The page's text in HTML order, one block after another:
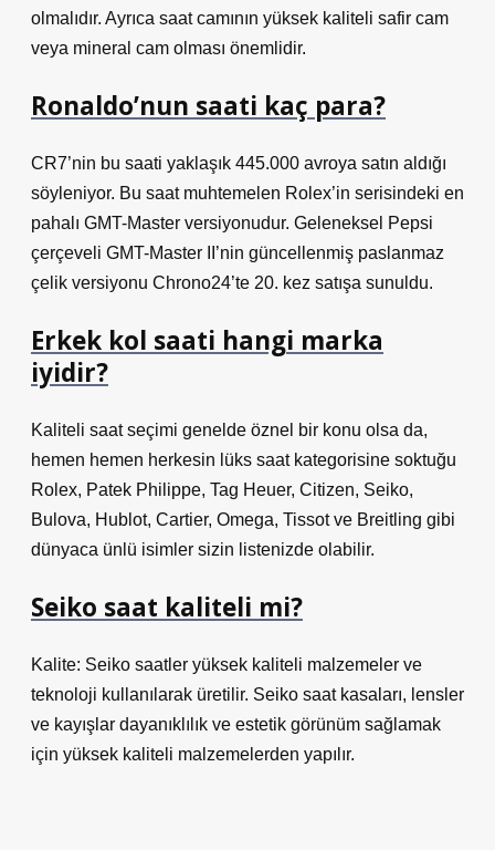
olmalıdır. Ayrıca saat camının yüksek kaliteli safir cam
veya mineral cam olması önemlidir.
Ronaldo’nun saati kaç para?
CR7’nin bu saati yaklaşık 445.000 avroya satın aldığı
söyleniyor. Bu saat muhtemelen Rolex’in serisindeki en
pahalı GMT-Master versiyonudur. Geleneksel Pepsi
çerçeveli GMT-Master II’nin güncellenmiş paslanmaz
çelik versiyonu Chrono24’te 20. kez satışa sunuldu.
Erkek kol saati hangi marka
iyidir?
Kaliteli saat seçimi genelde öznel bir konu olsa da,
hemen hemen herkesin lüks saat kategorisine soktuğu
Rolex, Patek Philippe, Tag Heuer, Citizen, Seiko,
Bulova, Hublot, Cartier, Omega, Tissot ve Breitling gibi
dünyaca ünlü isimler sizin listenizde olabilir.
Seiko saat kaliteli mi?
Kalite: Seiko saatler yüksek kaliteli malzemeler ve
teknoloji kullanılarak üretilir. Seiko saat kasaları, lensler
ve kayışlar dayanıklılık ve estetik görünüm sağlamak
için yüksek kaliteli malzemelerden yapılır.